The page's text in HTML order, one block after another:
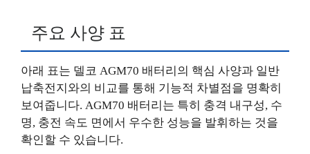
주요 사양 표
아래 표는 델코 AGM70 배터리의 핵심 사양과 일반
납축전지와의 비교를 통해 기능적 차별점을 명확히
보여줍니다. AGM70 배터리는 특히 충격 내구성, 수
명, 충전 속도 면에서 우수한 성능을 발휘하는 것을
확인할 수 있습니다.